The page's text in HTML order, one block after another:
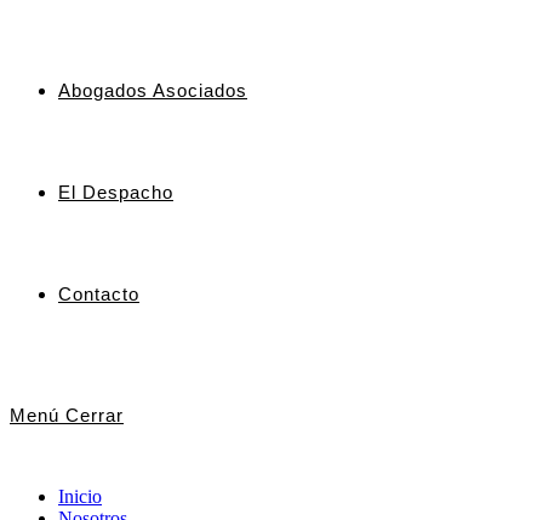
Abogados Asociados
El Despacho
Contacto
Menú Cerrar
Inicio